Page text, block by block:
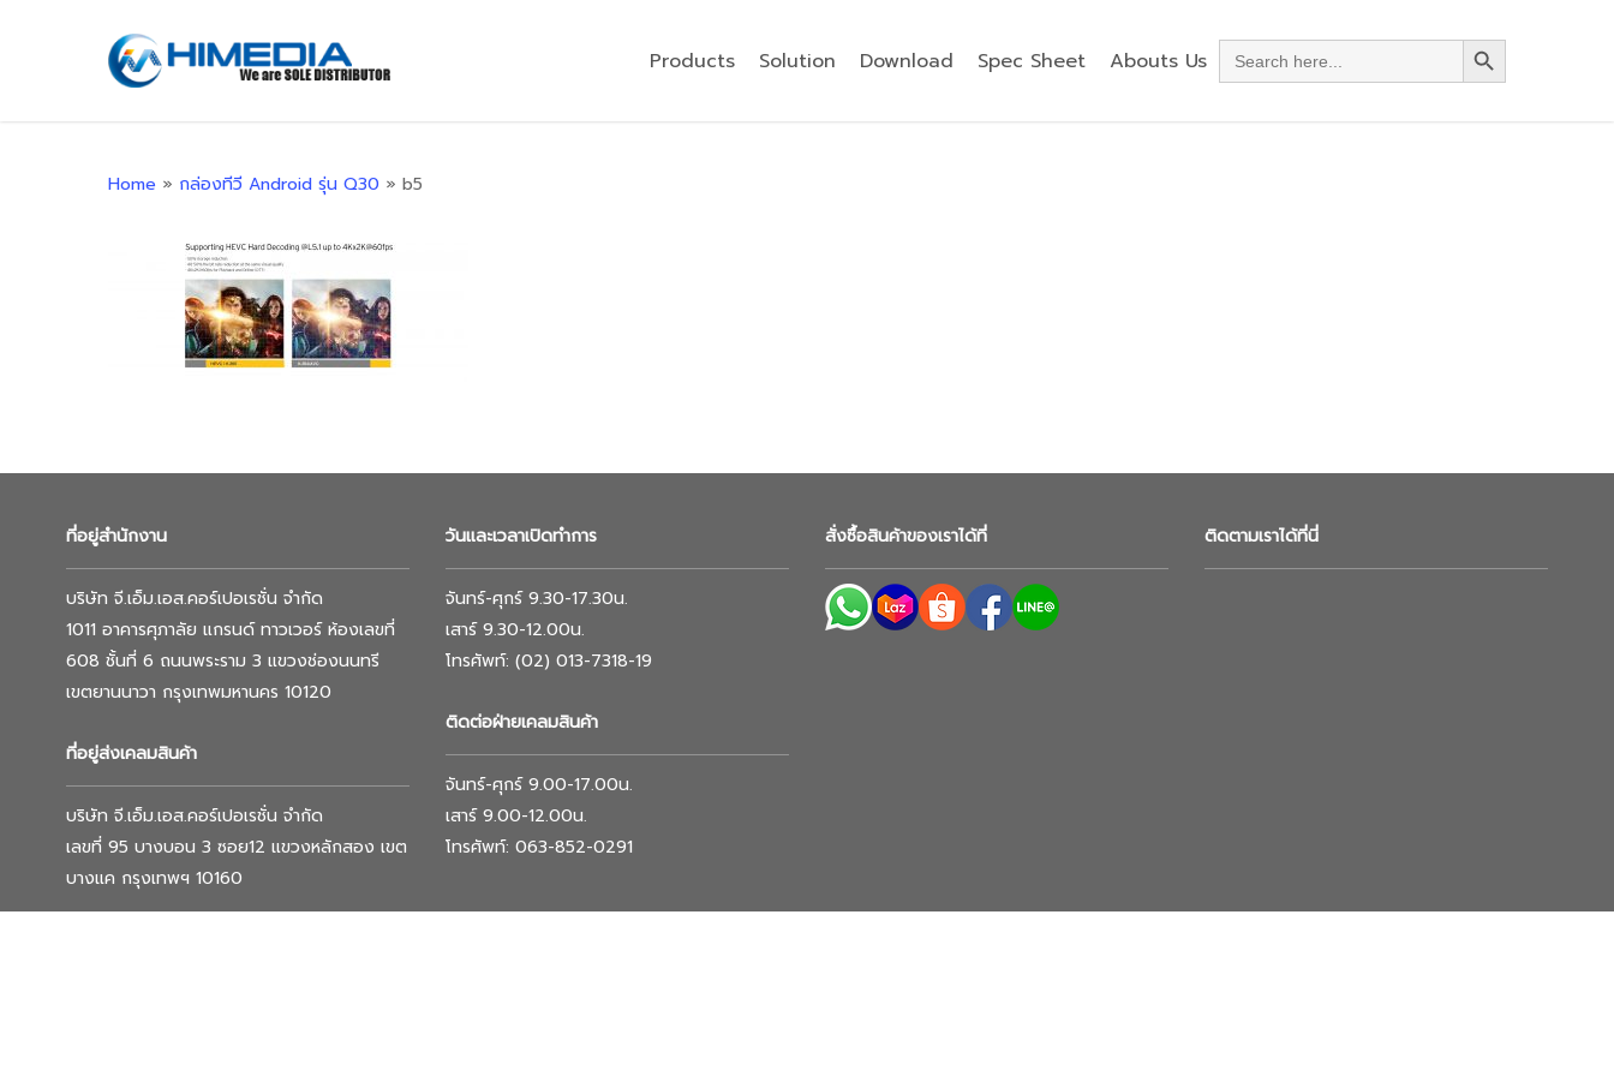
Products Solution Download Spec Sheet Abouts Us Search
for:
Search Button
Home » กล่องทีวี Android รุ่น Q30 » b5
ที่อยู่สำนักงาน
บริษัท จี.เอ็ม.เอส.คอร์เปอเรชั่น จำกัด
1011 อาคารศุภาลัย แกรนด์ ทาวเวอร์ ห้องเลขที่
608 ชั้นที่ 6 ถนนพระราม 3 แขวงช่องนนทรี
เขตยานนาวา กรุงเทพมหานคร 10120
ที่อยู่ส่งเคลมสินค้า
บริษัท จี.เอ็ม.เอส.คอร์เปอเรชั่น จำกัด
เลขที่ 95 บางบอน 3 ซอย12 แขวงหลักสอง เขต
บางแค กรุงเทพฯ 10160
วันและเวลาเปิดทำการ
จันทร์-ศุกร์ 9.30-17.30น.
เสาร์ 9.30-12.00น.
โทรศัพท์: (02) 013-7318-19
ติดต่อฝ่ายเคลมสินค้า
จันทร์-ศุกร์ 9.00-17.00น.
เสาร์ 9.00-12.00น.
โทรศัพท์: 063-852-0291
สั่งซื้อสินค้าของเราได้ที่ ติดตามเราได้ที่นี่